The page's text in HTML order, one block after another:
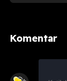
Komentar